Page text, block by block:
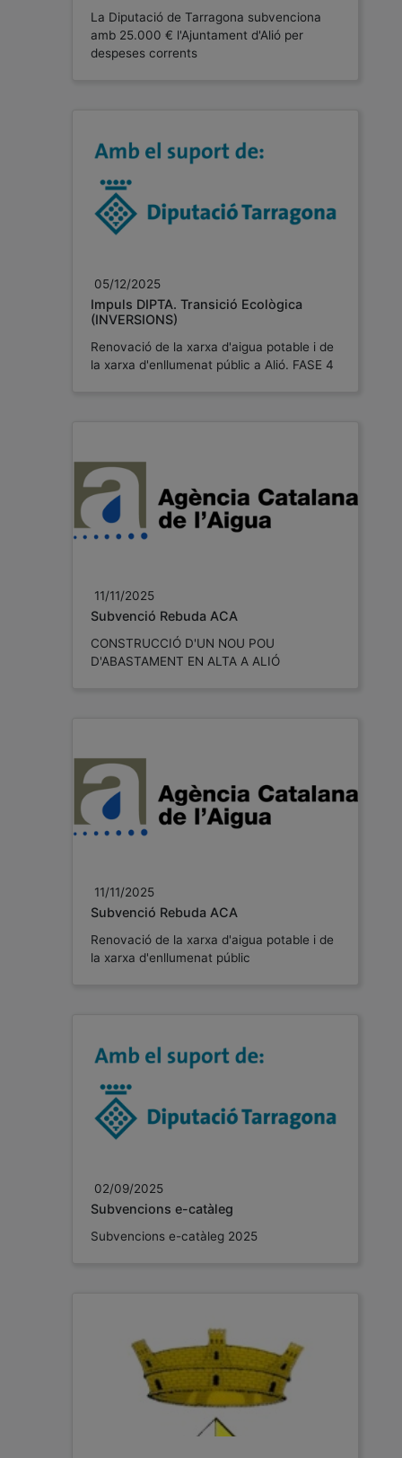
La Diputació de Tarragona subvenciona
amb 25.000 € l'Ajuntament d'Alió per
despeses corrents
05/12/2025
Impuls DIPTA. Transició Ecològica
(INVERSIONS)
Renovació de la xarxa d'aigua potable i de
la xarxа d'enllumenat públic a Alió. FASE 4
11/11/2025
Subvenció Rebuda ACA
CONSTRUCCIÓ D'UN NOU POU
D'ABASTAMENT EN ALTA A ALIÓ
11/11/2025
Subvenció Rebuda ACA
Renovació de la xarxa d'aigua potable i de
la xarxа d'enllumenat públic
02/09/2025
Subvencions e-catàleg
Subvencions e-catàleg 2025